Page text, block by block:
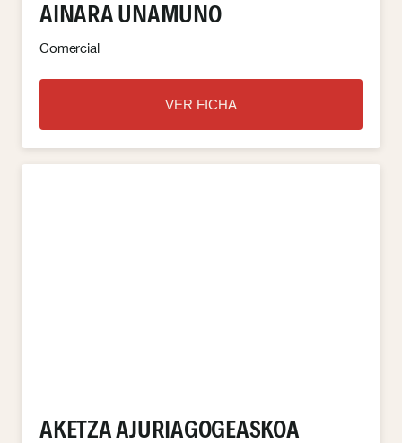
AINARA UNAMUNO
Comercial
VER FICHA
AKETZA AJURIAGOGEASKOA